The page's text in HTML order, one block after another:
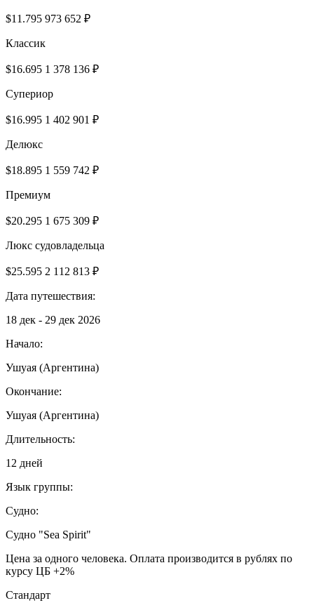
$11.795 973 652 ₽
Классик
$16.695 1 378 136 ₽
Супериор
$16.995 1 402 901 ₽
Делюкс
$18.895 1 559 742 ₽
Премиум
$20.295 1 675 309 ₽
Люкс судовладельца
$25.595 2 112 813 ₽
Дата путешествия:
18 дек - 29 дек 2026
Начало:
Ушуая (Аргентина)
Окончание:
Ушуая (Аргентина)
Длительность:
12 дней
Язык группы:
Судно:
Cудно "Sea Spirit"
Цена за одного человека. Оплата производится в рублях по
курсу ЦБ +2%
Cтандарт